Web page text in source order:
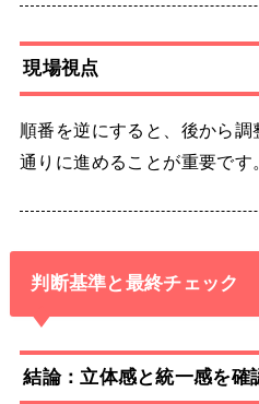
現場視点
順番を逆にすると、後から
通りに進めることが重要です
判断基準と最終チェック
結論：立体感と統一感を確